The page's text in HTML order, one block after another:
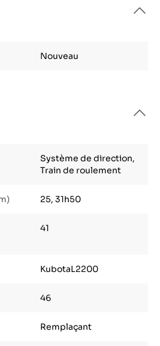
Nouveau
Système de direction,
Train de roulement
25, 31h50
41
KubotaL2200
46
Remplaçant